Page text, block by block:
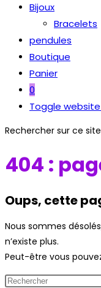
Bijoux
Bracelets
pendules
Boutique
Panier
0
Toggle
Rechercher sur ce site
404 :
Oups, cette
Nous sommes
n’existe plus.
Peut-être vous